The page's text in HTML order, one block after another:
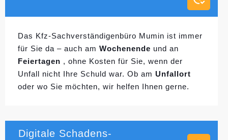
Das Kfz-Sachverständigenbüro Mumin ist immer
für Sie da – auch am Wochenende und an
Feiertagen , ohne Kosten für Sie, wenn der
Unfall nicht Ihre Schuld war. Ob am Unfallort
oder wo Sie möchten, wir helfen Ihnen gerne.
Digitale Schadens-